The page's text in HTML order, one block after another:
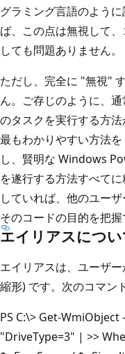
グラミング言語のよう
ば、この点は無視して
しても問題ありません。
ただし、完全に "無視"
ん。ご存じのように、
のタスクを実行する方法
最もわかりやすい方法
し、賢明な Windows
を遂行する方法すべて
していれば、他のユー
そのコードの目的を把握
エイリアスについ
エイリアスは、ユーザ
縮形) です。次のコマン
PS C:\> Get-
"DriveType=3" | >>